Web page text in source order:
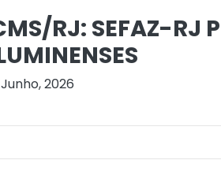
RJ: SEFAZ-RJ
2026